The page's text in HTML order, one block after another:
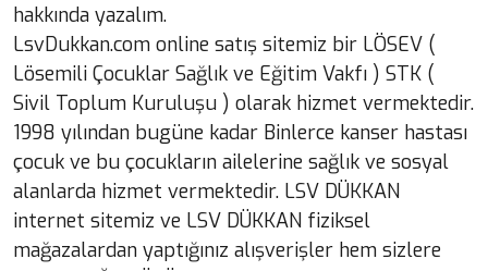
hakkında yazalım.
LsvDukkan.com online satış sitemiz bir LÖSEV (
Lösemili Çocuklar Sağlık ve Eğitim Vakfı ) STK (
Sivil Toplum Kuruluşu ) olarak hizmet vermektedir.
1998 yılından bugüne kadar Binlerce kanser hastası
çocuk ve bu çocukların ailelerine sağlık ve sosyal
alanlarda hizmet vermektedir. LSV DÜKKAN
internet sitemiz ve LSV DÜKKAN fiziksel
mağazalardan yaptığınız alışverişler hem sizlere